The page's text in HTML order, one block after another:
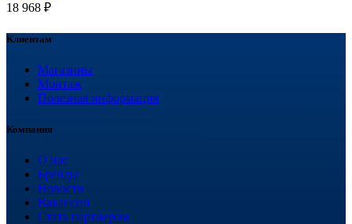
18 968 ₽
Клиентам
Магазины
Монтаж
Полезная информация
Компания
О нас
Бренды
Новости
Вакансии
Стать партнером